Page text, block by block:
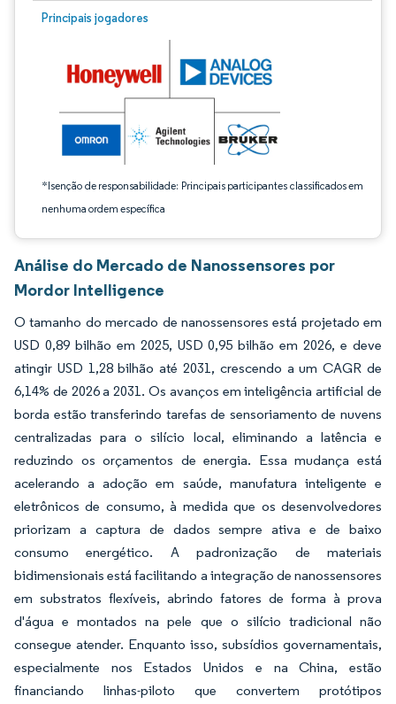
Principais jogadores
*Isenção de responsabilidade: Principais participantes classificados em
nenhuma ordem específica
Imagem © Mordor Intelligence. O reuso requer atribuição conforme CC BY 4.0.
Análise do Mercado de Nanossensores por
Mordor Intelligence
O tamanho do mercado de nanossensores está projetado em
USD 0,89 bilhão em 2025, USD 0,95 bilhão em 2026, e deve
atingir USD 1,28 bilhão até 2031, crescendo a um CAGR de
6,14% de 2026 a 2031. Os avanços em inteligência artificial de
borda estão transferindo tarefas de sensoriamento de nuvens
centralizadas para o silício local, eliminando a latência e
reduzindo os orçamentos de energia. Essa mudança está
acelerando a adoção em saúde, manufatura inteligente e
eletrônicos de consumo, à medida que os desenvolvedores
priorizam a captura de dados sempre ativa e de baixo
consumo energético. A padronização de materiais
bidimensionais está facilitando a integração de nanossensores
em substratos flexíveis, abrindo fatores de forma à prova
d'água e montados na pele que o silício tradicional não
consegue atender. Enquanto isso, subsídios governamentais,
especialmente nos Estados Unidos e na China, estão
financiando linhas-piloto que convertem protótipos